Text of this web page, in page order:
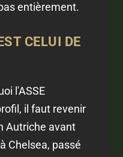
entièrement.
CELUI DE
l'ASSE
il faut revenir
Autriche avant
Chelsea, passé